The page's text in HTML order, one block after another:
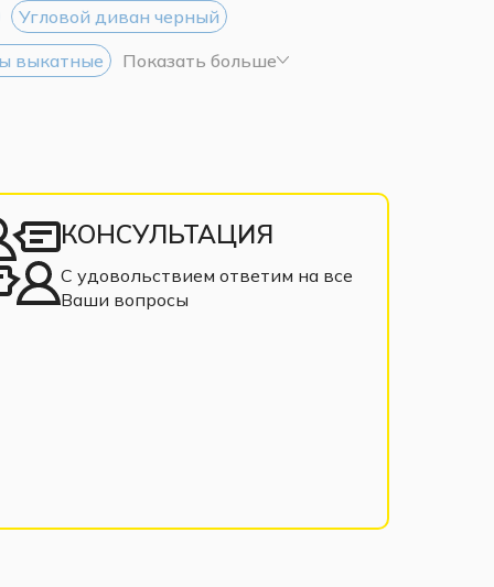
Угловой диван черный
выкатные Показать больше
КОНСУЛЬТАЦИЯ
С удовольствием ответим на все
Ваши вопросы